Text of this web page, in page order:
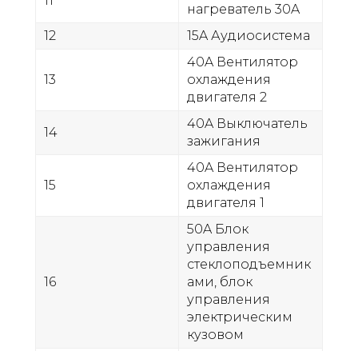
нагреватель 30A
12
15A Аудиосистема
13
40A Вентилятор
охлаждения
двигателя 2
14
40A Выключатель
зажигания
15
40A Вентилятор
охлаждения
двигателя 1
16
50A Блок
управления
стеклоподъемник
ами, блок
управления
электрическим
кузовом